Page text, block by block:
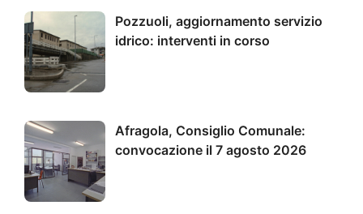
Pozzuoli, aggiornamento servizio
idrico: interventi in corso
Afragola, Consiglio Comunale:
convocazione il 7 agosto 2026